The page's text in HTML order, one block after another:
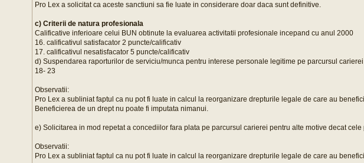
Pro Lex a solicitat ca aceste sanctiuni sa fie luate in considerare doar daca sunt definitive.
c) Criterii de natura profesionala
Calificative inferioare celui BUN obtinute la evaluarea activitatii profesionale incepand cu anul 2000
16. calificativul satisfacator 2 puncte/calificativ
17. calificativul nesatisfacator 5 puncte/calificativ
d) Suspendarea raporturilor de serviciu/munca pentru interese personale legitime pe parcursul carierei
18- 23
Observatii:
Pro Lex a subliniat faptul ca nu pot fi luate in calcul la reorganizare drepturile legale de care au
Beneficierea de un drept nu poate fi imputata nimanui.
e) Solicitarea in mod repetat a concediilor fara plata pe parcursul carierei pentru alte motive decat cele
Observatii:
Pro Lex a subliniat faptul ca nu pot fi luate in calcul la reorganizare drepturile legale de care au